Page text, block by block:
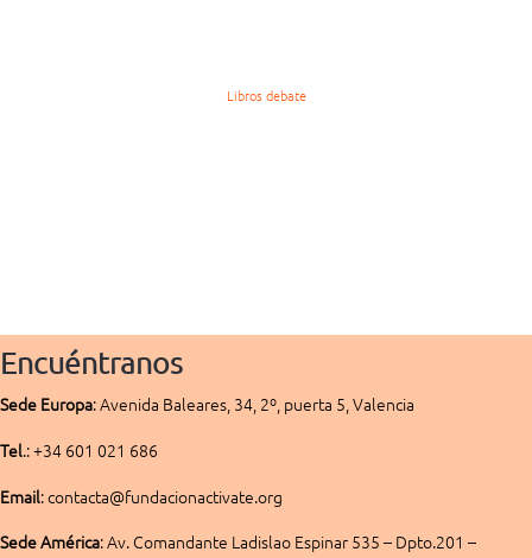
Libros debate
Encuéntranos
Sede Europa:Avenida Baleares, 34, 2º, puerta 5, Valencia
Tel.: +34 601 021 686
Email: contacta@fundacionactivate.org
Sede América:Av. Comandante Ladislao Espinar 535 – Dpto.201 –